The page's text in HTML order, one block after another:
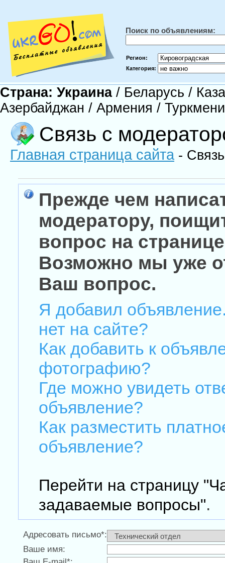
Поиск по объявлениям:
Регион:
Категория:
Страна: Украина / Беларусь /
Азербайджан / Армения /
Связь с
Главная страница сайта -
Прежде чем
модератору,
вопрос на
Возможно мы уже
Ваш вопрос.
Я добавил
нет на сайте?
Как добавить к
фотографию?
Где можно увидеть
объявление?
Как разместить
объявление?
Перейти на страницу
задаваемые вопросы".
Адресовать письмо*:
Ваше имя: